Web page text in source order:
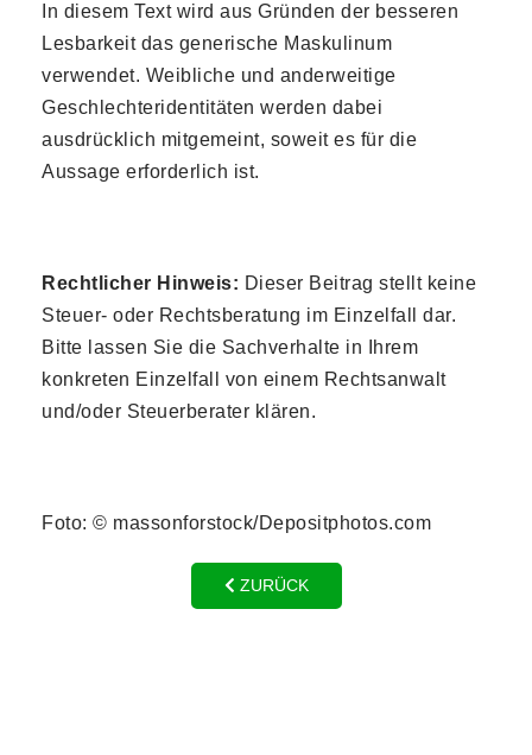
In diesem Text wird aus Gründen der besseren
Lesbarkeit das generische Maskulinum
verwendet. Weibliche und anderweitige
Geschlechteridentitäten werden dabei
ausdrücklich mitgemeint, soweit es für die
Aussage erforderlich ist.
Rechtlicher Hinweis: Dieser Beitrag stellt keine
Steuer- oder Rechtsberatung im Einzelfall dar.
Bitte lassen Sie die Sachverhalte in Ihrem
konkreten Einzelfall von einem Rechtsanwalt
und/oder Steuerberater klären.
Foto: © massonforstock/Depositphotos.com
ZURÜCK